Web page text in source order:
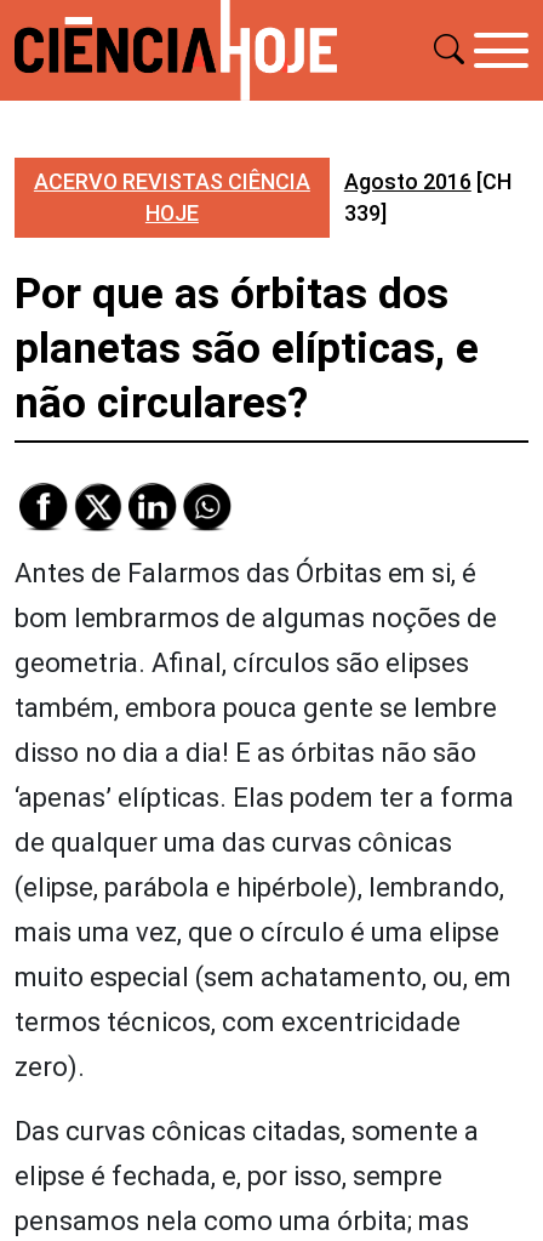
ACERVO REVISTAS CIÊNCIA
HOJE
Agosto 2016 [CH
339]
Por que as órbitas dos
planetas são elípticas, e
não circulares?
Antes de Falarmos das Órbitas em si, é
bom lembrarmos de algumas noções de
geometria. Afinal, círculos são elipses
também, embora pouca gente se lembre
disso no dia a dia! E as órbitas não são
‘apenas’ elípticas. Elas podem ter a forma
de qualquer uma das curvas cônicas
(elipse, parábola e hipérbole), lembrando,
mais uma vez, que o círculo é uma elipse
muito especial (sem achatamento, ou, em
termos técnicos, com excentricidade
zero).
Das curvas cônicas citadas, somente a
elipse é fechada, e, por isso, sempre
pensamos nela como uma órbita; mas